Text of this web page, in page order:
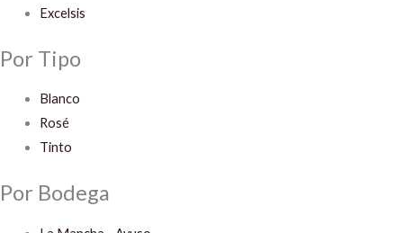
Excelsis
Por Tipo
Blanco
Rosé
Tinto
Por Bodega